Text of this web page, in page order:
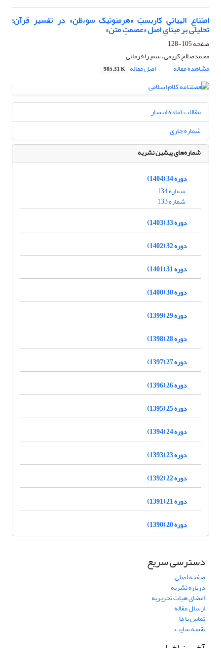
امتناعِ الهیاتیِ کاربستِ «هرمنوتیک سوءظن» در تفسیر قرآن؛
تحلیلی بر مبنایِ اصل «عصمتِ متن»
صفحه105-128
محمدصالح کریمی، سمیرا فرمانی
مشاهده مقاله
اصل مقاله 985.31 K
مقالات آماده انتشار
شماره جاری
شماره‌های پیشین نشریه
دوره 34 (1404)
شماره 134
شماره 133
دوره 33 (1403)
دوره 32 (1402)
دوره 31 (1401)
دوره 30 (1400)
دوره 29 (1399)
دوره 28 (1398)
دوره 27 (1397)
دوره 26 (1396)
دوره 25 (1395)
دوره 24 (1394)
دوره 23 (1393)
دوره 22 (1392)
دوره 21 (1391)
دوره 20 (1390)
دسترسی سریع
صفحه اصلی
درباره نشریه
اعضای هیات تحریریه
ارسال مقاله
تماس با ما
نقشه سایت